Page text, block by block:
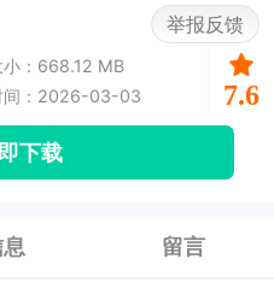
举报反馈
小：668.12 MB
间：2026-03-03 7.6
下载
留言